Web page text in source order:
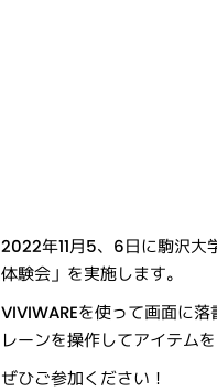
2022年11月5、6日に駒沢大
体験会」を実施します。
VIVIWAREを使って画面に
レーンを操作してアイテム
ぜひご参加ください！